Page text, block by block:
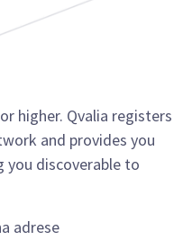
higher. Qvalia registers
and provides you
you discoverable to
adrese